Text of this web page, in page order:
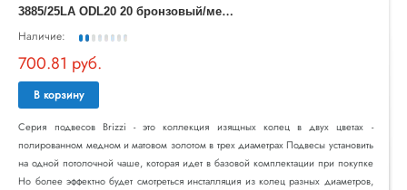
3
885/25LA ODL20 20 бронзовый/металл Подвесной светильник LED 4000K 25W 220V (2 вида крепления) BRIZZ
Наличие:
700.81 руб.
В корзину
Серия подвесов Brizzi - это коллекция изящных колец в двух цветах -
полированном медном и матовом золотом в трех диаметрах Подвесы установить
на одной потолочной чаше, которая идет в базовой комплектации при покупке
Но более эффектно будет смотреться инсталляция из колец разных диаметров,